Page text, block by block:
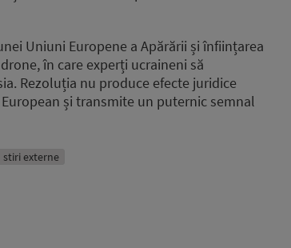
Uniuni Europene a Apărării și înființarea
în care experți ucraineni să
Rezoluția nu produce efecte juridice
și transmite un puternic semnal
stiri externe